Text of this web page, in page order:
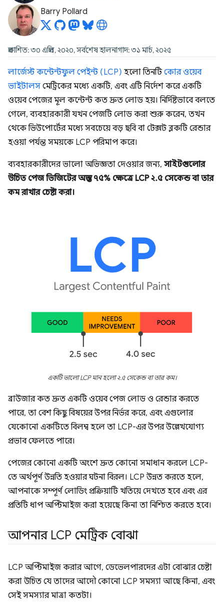
Barry Pollard
প্রকাশিত: ৩০ এপ্রিল, ২০২০, সর্বশেষ হালনাগাদ: ৩১ মার্চ, ২০২৫
লার্জেস্ট কন্টেন্টফুল পেইন্ট (LCP) হলো তিনটিকোর ওয়েব
ভাইটালস মেট্রিকের মধ্যে একটি, এবং এটি নির্দেশ করে একটি
ওয়েব পেজের মূল কন্টেন্ট কত দ্রুত লোড হয়। নির্দিষ্টভাবে বলতে
গেলে, ব্যবহারকারী যখন পেজটি লোড করা শুরু করেন, তখন
থেকে ভিউপোর্টের মধ্যে সবচেয়ে বড় ছবি বা টেক্সট ব্লকটি রেন্ডার
হওয়া পর্যন্ত সময়কে LCP পরিমাপ করে।
ব্যবহারকারীদের ভালো অভিজ্ঞতা দেওয়ার জন্য, সাইটগুলোর
উচিত পেজ ভিজিটের অন্তত ৭৫% ক্ষেত্রে LCP ২.৫ সেকেন্ড বা তার
কম রাখার চেষ্টা করা।
একটি ভালো LCP মান হলো ২.৫ সেকেন্ড বা তার কম।
ব্রাউজার কত দ্রুত একটি ওয়েব পেজ লোড ও রেন্ডার করতে
পারে, তা বেশ কিছু বিষয়ের উপর নির্ভর করে, এবং এগুলোর
যেকোনো একটিতে বিলম্ব হলে তা LCP-এর উপর উল্লেখযোগ্য
প্রভাব ফেলতে পারে।
পেজের কোনো একটি অংশে দ্রুত কোনো সমাধান করলে LCP-
তে অর্থপূর্ণ উন্নতি হওয়ার ঘটনা বিরল। LCP উন্নত করতে হলে,
আপনাকে সম্পূর্ণ লোডিং প্রক্রিয়াটি খতিয়ে দেখতে হবে এবং এর
প্রতিটি ধাপ অপ্টিমাইজ করা হয়েছে কিনা তা নিশ্চিত করতে হবে।
আপনার LCP মেট্রিক বোঝা
LCP অপ্টিমাইজ করার আগে, ডেভেলপারদের এটা বোঝার চেষ্টা
করা উচিত যে তাদের আদৌ কোনো LCP সমস্যা আছে কিনা, এবং
সেই সমস্যার মাত্রা কতটা।